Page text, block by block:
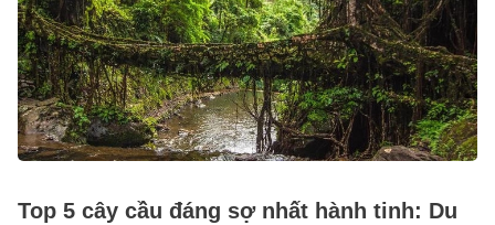
Top 5 cây cầu đáng sợ nhất hành tinh: Du